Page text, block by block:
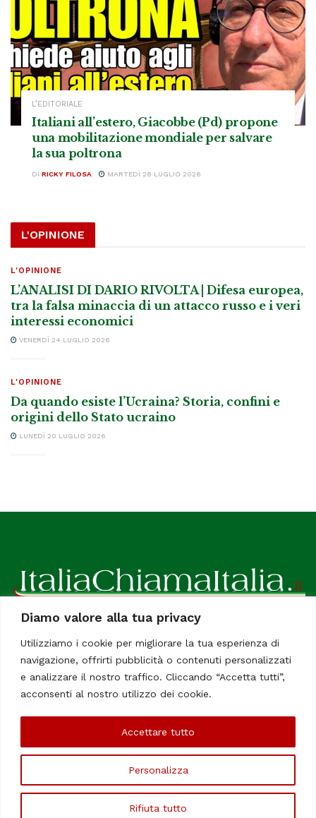
Diamo valore alla tua privacy
Utilizziamo i cookie per migliorare la tua esperienza di
navigazione, offrirti pubblicità o contenuti personalizzati
e analizzare il nostro traffico. Cliccando “Accetta tutti”,
acconsenti al nostro utilizzo dei cookie.
Personalizza
Rifiuta tutto
Accettare tutto
L’EDITORIALE
Italiani all’estero, Giacobbe (Pd) propone
una mobilitazione mondiale per salvare
la sua poltrona
DI RICKY FILOSA MARTEDÌ 28 LUGLIO 2026
L'OPINIONE
L'OPINIONE
L’ANALISI DI DARIO RIVOLTA | Difesa europea,
tra la falsa minaccia di un attacco russo e i veri
interessi economici
VENERDÌ 24 LUGLIO 2026
L'OPINIONE
Da quando esiste l’Ucraina? Storia, confini e
origini dello Stato ucraino
LUNEDÌ 20 LUGLIO 2026
ItaliaChiamaItalia, il TUO quotidiano online preferito.
Dedicato in particolare a tutti gli italiani residenti all'estero.
Tutti i diritti sono riservati. Quotidiano online indipendente
Le Firme
©Copyright 2006/2020 - ItaliaChiamaItalia